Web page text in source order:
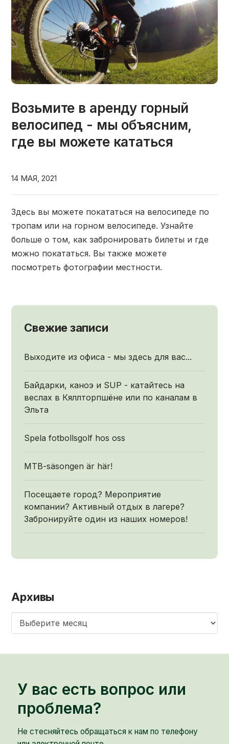
Возьмите в аренду горный
велосипед - мы объясним,
где вы можете кататься
14 МАЯ, 2021
Здесь вы можете покататься на велосипеде по
тропам или на горном велосипеде. Узнайте
больше о том, как забронировать билеты и где
можно покататься. Вы также можете
посмотреть фотографии местности.
Свежие записи
Выходите из офиса - мы здесь для вас...
Байдарки, каноэ и SUP - катайтесь на
веслах в Кяллторпшёне или по каналам в
Эльта
Spela fotbollsgolf hos oss
MTB-säsongen är här!
Посещаете город? Мероприятие
компании? Активный отдых в лагере?
Забронируйте один из наших номеров!
Архивы
У вас есть вопрос или
проблема?
Не стесняйтесь обращаться к нам по телефону